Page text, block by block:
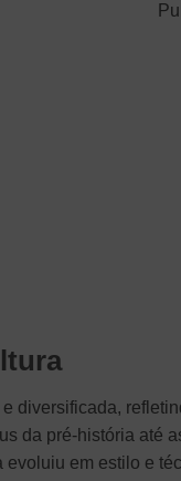
diversificada,
da pré-história até
em estilo e